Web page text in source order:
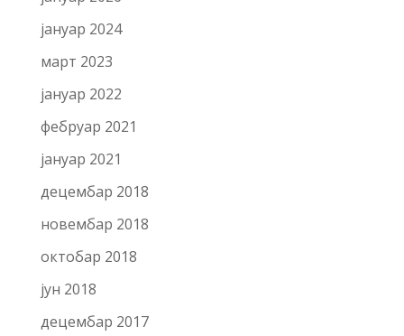
јануар 2024
март 2023
јануар 2022
фебруар 2021
јануар 2021
децембар 2018
новембар 2018
октобар 2018
јун 2018
децембар 2017